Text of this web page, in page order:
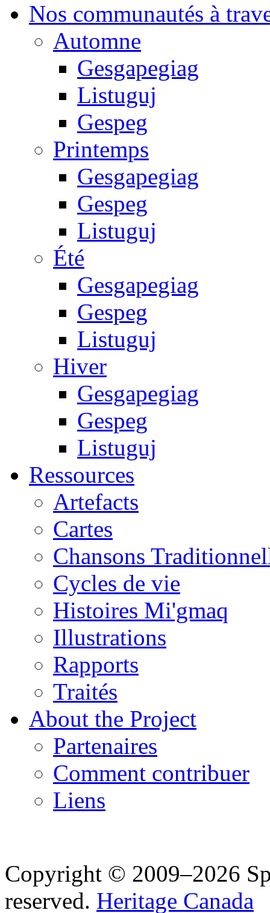
Nos communautés à
Automne
Gesgapegiag
Listuguj
Gespeg
Printemps
Gesgapegiag
Gespeg
Listuguj
Été
Gesgapegiag
Gespeg
Listuguj
Hiver
Gesgapegiag
Gespeg
Listuguj
Ressources
Artefacts
Cartes
Chansons
Cycles de vie
Histoires Mi'gmaq
Illustrations
Rapports
Traités
About the Project
Partenaires
Comment contribuer
Liens
Copyright © 2009–2026
reserved. Heritage Canada